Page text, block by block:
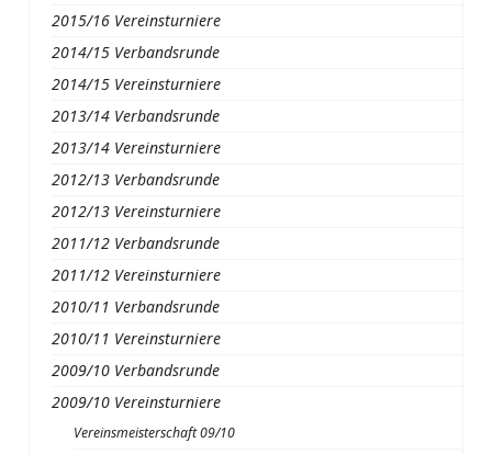
2015/16 Vereinsturniere
2014/15 Verbandsrunde
2014/15 Vereinsturniere
2013/14 Verbandsrunde
2013/14 Vereinsturniere
2012/13 Verbandsrunde
2012/13 Vereinsturniere
2011/12 Verbandsrunde
2011/12 Vereinsturniere
2010/11 Verbandsrunde
2010/11 Vereinsturniere
2009/10 Verbandsrunde
2009/10 Vereinsturniere
Vereinsmeisterschaft 09/10